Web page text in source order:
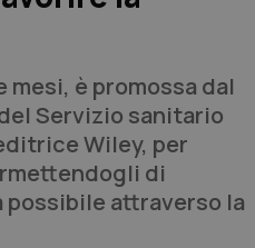
mesi, è promossa dal
Servizio sanitario
Wiley, per
di
possibile attraverso la